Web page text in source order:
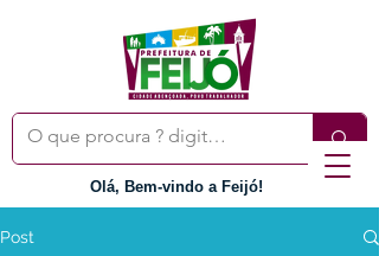
Olá, Bem-vindo a Feijó!
Post